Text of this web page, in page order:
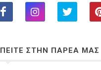
ΣΤΗΝ ΠΑΡΕΑ ΜΑΣ